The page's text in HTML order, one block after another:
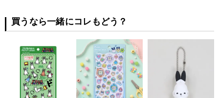
買うなら一緒にコレもどう？